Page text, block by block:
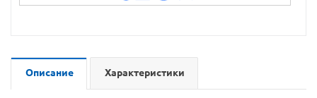
Описание Характеристики